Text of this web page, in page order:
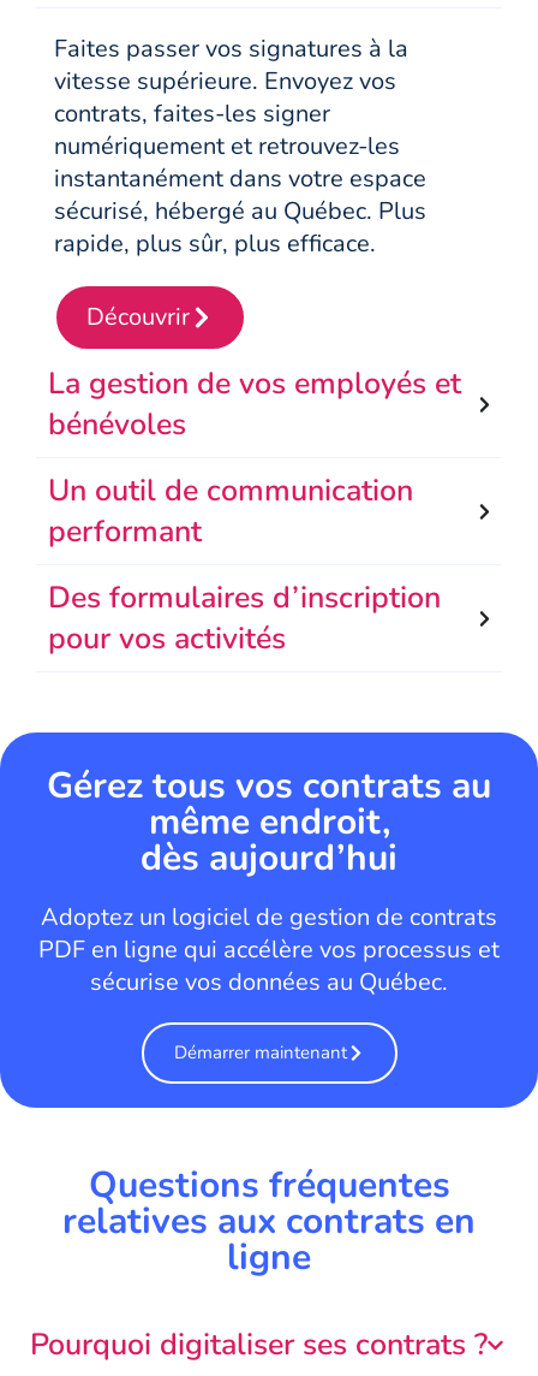
Faites passer vos signatures à la
vitesse supérieure. Envoyez vos
contrats, faites-les signer
numériquement et retrouvez-les
instantanément dans votre espace
sécurisé, hébergé au Québec. Plus
rapide, plus sûr, plus efficace.
Découvrir
La gestion de vos employés et
bénévoles
Un outil de communication
performant
Des formulaires d’inscription
pour vos activités
Gérez tous vos contrats au
même endroit,
dès aujourd’hui
Adoptez un logiciel de gestion de contrats
PDF en ligne qui accélère vos processus et
sécurise vos données au Québec.
Démarrer maintenant
Questions fréquentes
relatives aux contrats en
ligne
Pourquoi digitaliser ses contrats ?